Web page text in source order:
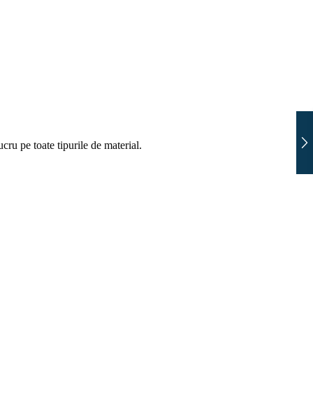
pe toate tipurile de material.